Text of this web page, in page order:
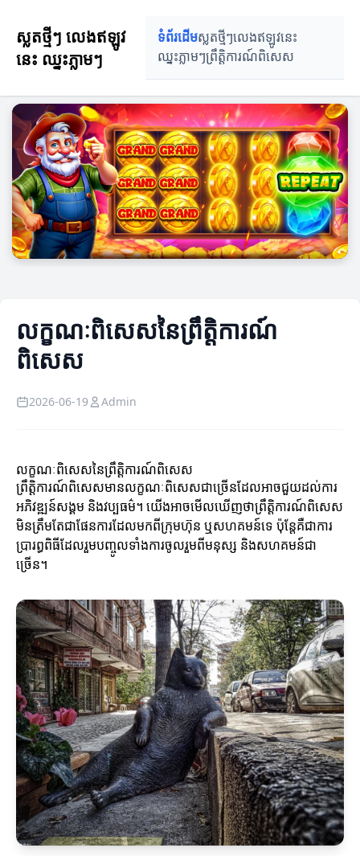
ស្លតថ្មីៗ លេងឥឡូវ
នេះ ឈ្នះភ្លាមៗ
ទំព័រដើមស្លតថ្មីៗលេងឥឡូវនេះ
ឈ្នះភ្លាមៗព្រឹត្តិការណ៍ពិសេស
លក្ខណៈពិសេសនៃព្រឹត្តិការណ៍
ពិសេស
2026-06-19 Admin
លក្ខណៈពិសេសនៃព្រឹត្តិការណ៍ពិសេស
ព្រឹត្តិការណ៍ពិសេសមានលក្ខណៈពិសេសជាច្រើនដែលអាចជួយដល់ការ
អភិវឌ្ឍន៍សង្គម និងវប្បធម៌។ យើងអាចមើលឃើញថាព្រឹត្តិការណ៍ពិសេស
មិនត្រឹមតែជាផែនការដែលមកពីក្រុមហ៊ុន ឬសហគមន៍ទេ ប៉ុន្តែគឺជាការ
ប្រារព្ធពិធីដែលរួមបញ្ចូលទាំងការចូលរួមពីមនុស្ស និងសហគមន៍ជា
ច្រើន។